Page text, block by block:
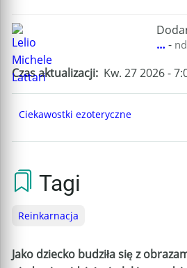
… -
Czas aktualizacji Kw. 27 2026 -
Ciekawostki ezoteryczne
Tagi
Reinkarnacja
Jako dziecko budziła się z